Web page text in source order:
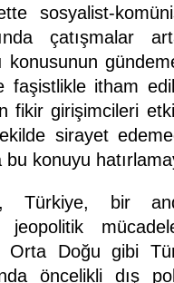
sosyalist-
çatışmalar
konusunun
faşistlikle itham
fikir girişimcileri
sirayet
konuyu
Türkiye, bir
jeopolitik
Orta Doğu gibi
öncelikli dış